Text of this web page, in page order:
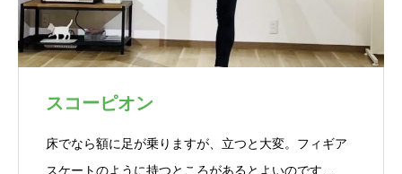
スコーピオン
床でなら額に足が乗りますが、立つと大変。フィギア
スケートのように持つところがあるとよいのです…